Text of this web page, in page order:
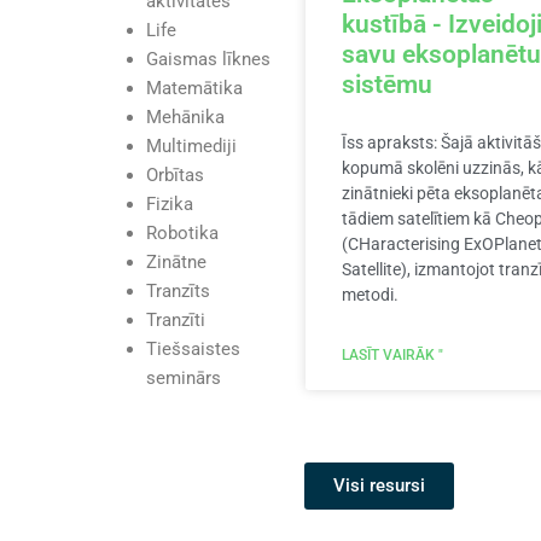
Life
Gaismas līknes
Matemātika
Mehānika
Multimediji
Orbītas
Fizika
Robotika
Zinātne
Tranzīts
Tranzīti
Tiešsaistes
seminārs
kustībā -
savu eksoplanētu
sistēmu
Īss apraksts: Šajā
kopumā skolēni uzzinās,
zinātnieki pēta
tādiem satelītiem kā
(CHaracterising ExOPlanet
Satellite), izmantojot
metodi.
LASĪT VAIRĀK "
Visi resursi